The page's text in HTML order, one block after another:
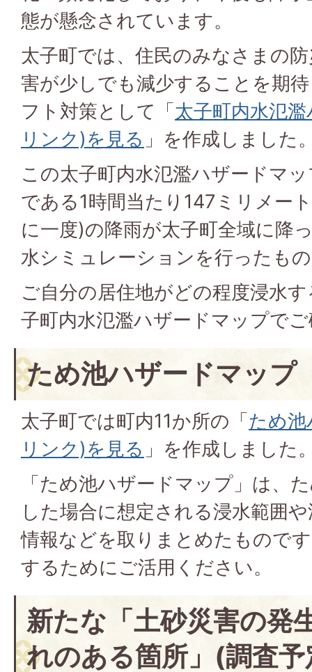
態が懸念されています。
太子町では、住民のみなさまの
害が少しでも減少することを期
フト対策として「太子町内水氾
リンク)を見る 」を作成しました
この太子町内水氾濫ハザードマ
である1時間当たり147ミリメー
に一度)の降雨が太子町全域に降
水シミュレーションを行ったも
ご自分の居住地がどの程度浸水
子町内水氾濫ハザードマップで
ため池ハザードマップ
太子町では町内11か所の「ため
リンク)を見る 」を作成しました
「ため池ハザードマップ」は、
した場合に想定される浸水範囲
情報などを取りまとめたもので
するためにご活用ください。
新たな「土砂災害の発
れのある箇所」(調査